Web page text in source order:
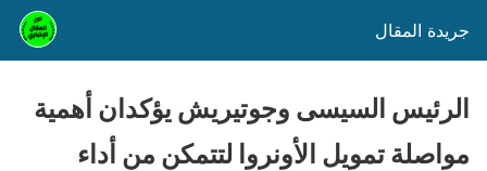
جريدة المقال
الرئيس السيسى وجوتيريش يؤكدان أهمية
مواصلة تمويل الأونروا لتتمكن من أداء